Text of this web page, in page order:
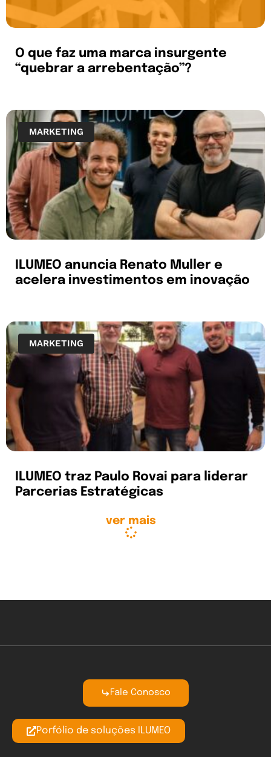
O que faz uma marca insurgente
“quebrar a arrebentação”?
MARKETING
ILUMEO anuncia Renato Muller e
acelera investimentos em inovação
MARKETING
ILUMEO traz Paulo Rovai para liderar
Parcerias Estratégicas
ver mais
Fale Conosco
Porfólio de soluções ILUMEO